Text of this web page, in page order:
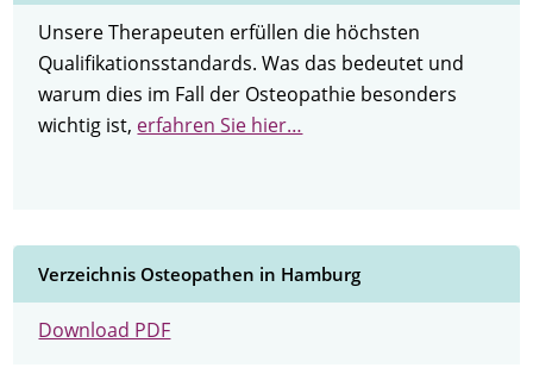
Unsere Therapeuten erfüllen die höchsten
Qualifikationsstandards. Was das bedeutet und
warum dies im Fall der Osteopathie besonders
wichtig ist, erfahren Sie hier…
Verzeichnis Osteopathen in Hamburg
Download PDF